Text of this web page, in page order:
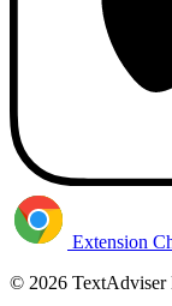
Extension
© 2026 TextAdviser